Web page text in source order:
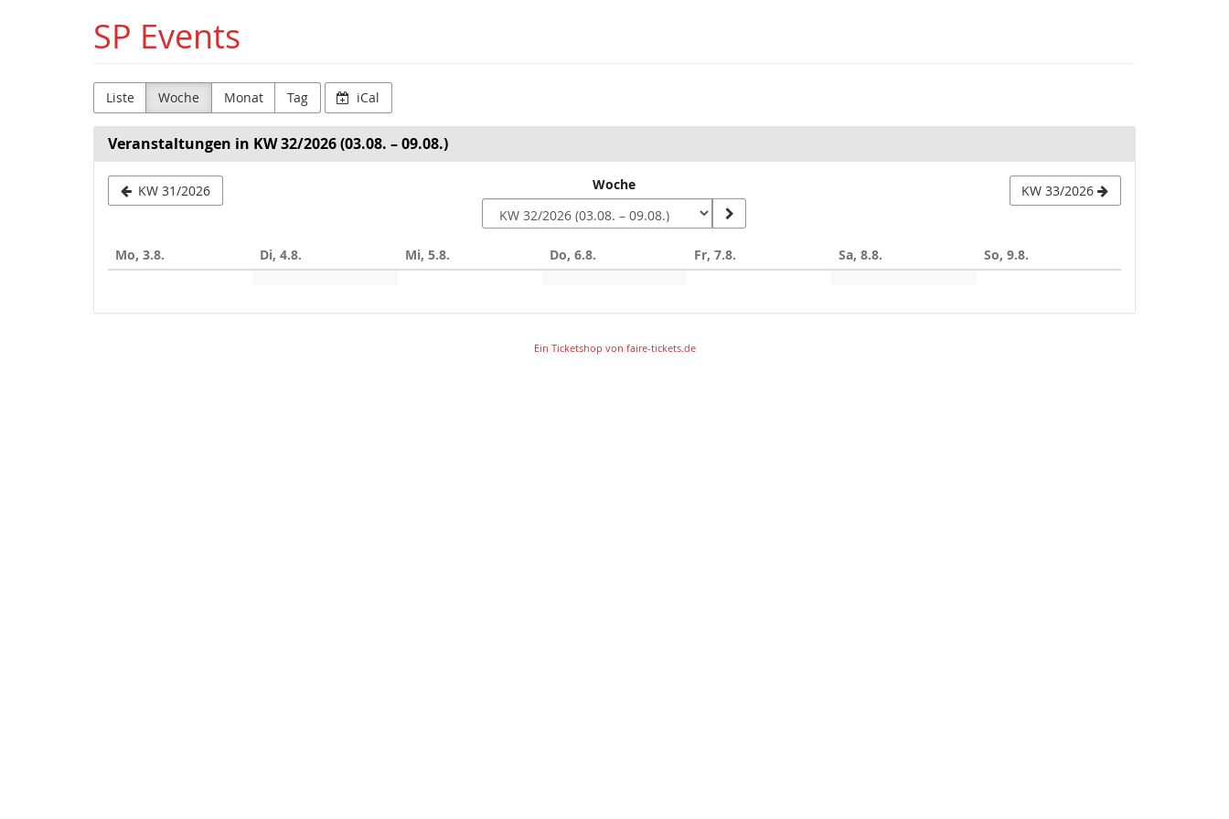
SP Events
Liste Woche Monat Tag iCal
Veranstaltungen in KW 32/2026 (03.08. – 09.08.)
KW 31/2026
auswählen
Woche KW 33/2026
Mo, 3.8. Di, 4.8. Mi, 5.8. Do, 6.8. Fr, 7.8. Sa, 8.8. So, 9.8.
Ein Ticketshop von faire-tickets.de